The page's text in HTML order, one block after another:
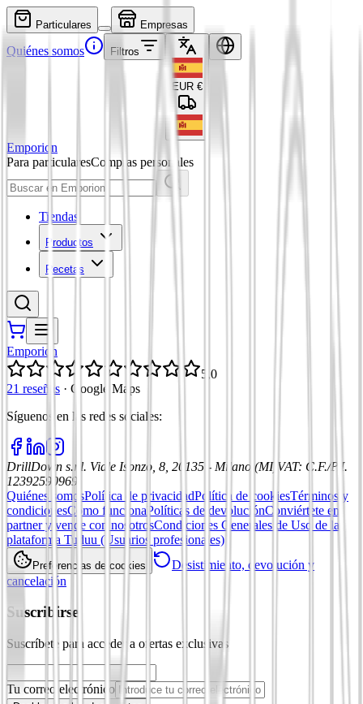
Particulares Empresas
Quiénes somos Filtros
EUR €
Emporion
Para particularesCompras personales
Tiendas
Productos
Recetas
Emporion
5,0
21 reseñas · Google Maps
Síguenos en las redes sociales:
DrillDown s.r.l. Viale Isonzo, 8, 20135 - Milano (MI) VAT: C.F./P.I.
12392590969
Quiénes somosPolítica de privacidadPolítica de cookiesTérminos y
condicionesCómo funciona Políticas de devoluciónConviértete en
partner y vende con nosotrosCondiciones Generales de Uso de la
plataforma Tuduu (Usuarios profesionales)
Preferencias de cookies
Desistimiento, devolución y
cancelación
Suscribirse
Suscríbete para acceder a ofertas exclusivas
Tu correo electrónico